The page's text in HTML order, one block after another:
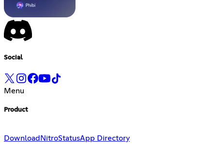
Social
Menu
Product
Download NitroStatusApp Directory